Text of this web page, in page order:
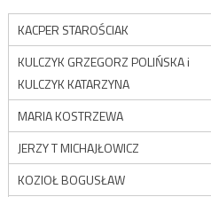
KACPER STAROŚCIAK
KULCZYK GRZEGORZ POLIŃSKA i
KULCZYK KATARZYNA
MARIA KOSTRZEWA
JERZY T MICHAJŁOWICZ
KOZIOŁ BOGUSŁAW